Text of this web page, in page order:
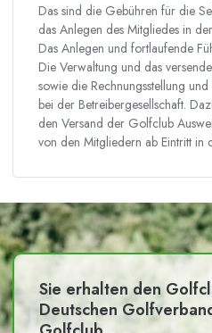
Das sind die Gebühren für die
das Anlegen des Mitgliedes in
Das Anlegen und fortlaufende
Die Verwaltung und das
sowie die Rechnungsstellung
bei der Betreibergesellschaft.
den Versand der Golfclub
von den Mitgliedern ab Eintritt
Sie erhalten den
Deutschen